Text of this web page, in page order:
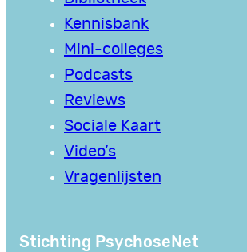
Kennisbank
Mini-colleges
Podcasts
Reviews
Sociale Kaart
Video’s
Vragenlijsten
Stichting PsychoseNet